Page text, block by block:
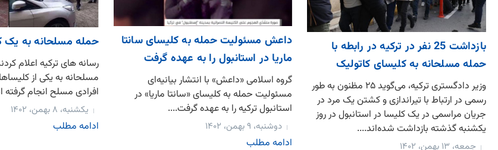
بازداشت 25 نفر در ترکیه در رابطه با
حمله مسلحانه به کلیسای کاتولیک
وزیر دادگستری ترکیه، می‌گوید ۲۵ مظنون به طور
رسمی در ارتباط با تیراندازی و کشتن یک مرد در
جریان مراسمی در یک کلیسا در استانبول در روز
یکشنبه گذشته بازداشت شده‌اند....
جمعه، ۱۳ بهمن، ۱۴۰۲
داعش مسئولیت حمله به کلیسای سانتا
ماریا در استانبول را به عهده گرفت
گروه اسلامی «داعش» با انتشار بیانیه‌ای
مسئولیت حمله به کلیسای «سانتا ماریا» در
استانبول ترکیه را به عهده گرفت....
دوشنبه، ۹ بهمن، ۱۴۰۲
ادامه مطلب
حمله مسلحانه به یک
رسانه های ترکیه اعلام
مسلحانه به یکی از
افرادی مسلح انجام
یکشنبه، ۸ بهمن، ۱۴۰۲
ادامه مطلب